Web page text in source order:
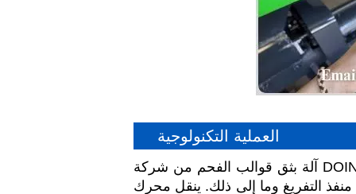
العملية التكنولوجية
آلة بثق قوالب الفحم من شركة DOING هي عبارة عن معدات احترافية تعمل على بثق المواد الخام المسحوقة إلى أشكال مختلفة. تتكون
التفريغ وما إلى ذلك. ينقل محرك